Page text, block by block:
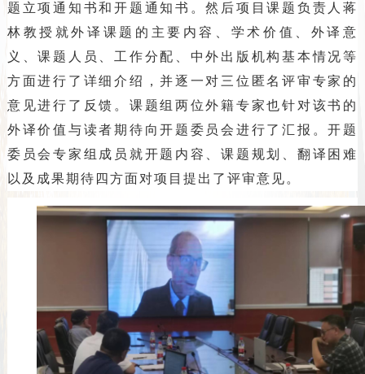
题立项通知书和开题通知书。然后项目课题负责人蒋
林教授就外译课题的主要内容、学术价值、外译意
义、课题人员、工作分配、中外出版机构基本情况等
方面进行了详细介绍，并逐一对三位匿名评审专家的
意见进行了反馈。课题组两位外籍专家也针对该书的
外译价值与读者期待向开题委员会进行了汇报。开题
委员会专家组成员就开题内容、课题规划、翻译困难
以及成果期待四方面对项目提出了评审意见。